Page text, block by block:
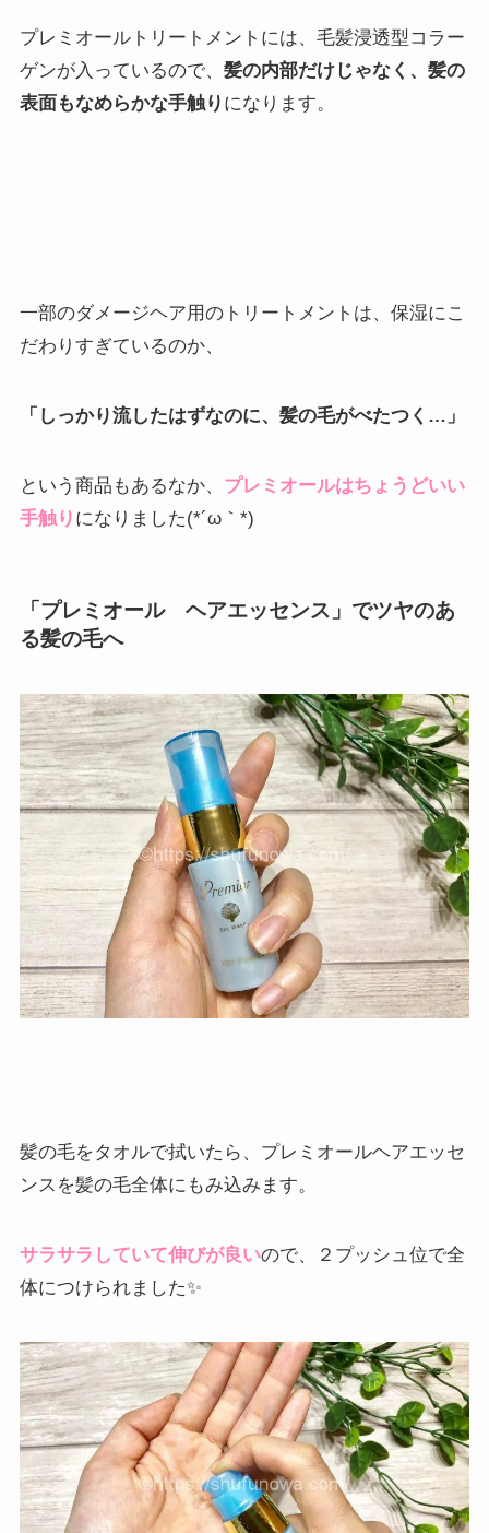
プレミオールトリートメントには、毛髪浸透型コラー
ゲンが入っているので、 髪の内部だけじゃなく、髪の
表面もなめらかな手触り になります。
一部のダメージヘア用のトリートメントは、保湿にこ
だわりすぎているのか、
「しっかり流したはずなのに、髪の毛がべたつく…」
という商品もあるなか、 プレミオールはちょうどいい
手触り になりました(*´ω｀*)
「プレミオール ヘアエッセンス」でツヤのあ
る髪の毛へ
髪の毛をタオルで拭いたら、プレミオールヘアエッセ
ンスを髪の毛全体にもみ込みます。
サラサラしていて伸びが良いので、２プッシュ位で全
体につけられました✨